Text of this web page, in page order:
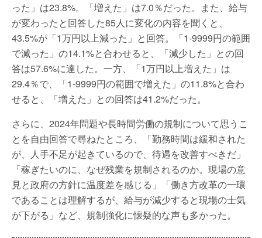
った」は23.8%。「増えた」は7.0％だった。また、給与
が変わったと回答した85人に変化の内容を聞くと、
43.5%が「1万円以上減った」と回答。「1-9999円の範囲
で減った」の14.1%と合わせると、「減少した」との回
答は57.6%に達した。一方、「1万円以上増えた」は
29.4％で、「1-9999円の範囲で増えた」の11.8%と合わ
せると、「増えた」との回答は41.2%だった。
さらに、2024年問題や長時間労働の規制について思うこ
とを自由回答で尋ねたところ、「勤務時間は緩和された
が、人手不足が起きているので、待遇を改善すべきだ」
「稼ぎたいのに、なぜ残業を規制されるのか。現場の意
見と政府の方針に温度差を感じる」「働き方改革の一環
であることは理解するが、給与が減少すると現場の士気
が下がる」など、規制強化に懐疑的な声も多かった。